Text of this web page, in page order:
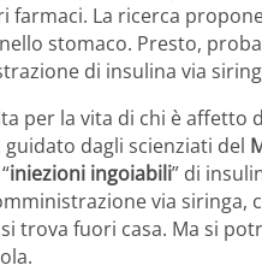
farmaci. La ricerca
stomaco. Presto,
di insulina via
per la vita di chi è affetto
dagli scienziati del
iniezioni ingoiabili” di
via siringa,
trova fuori casa. Ma si